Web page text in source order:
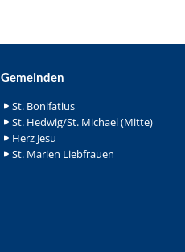
Gemeinden
St. Bonifatius
St. Hedwig/St. Michael (Mitte)
Herz Jesu
St. Marien Liebfrauen